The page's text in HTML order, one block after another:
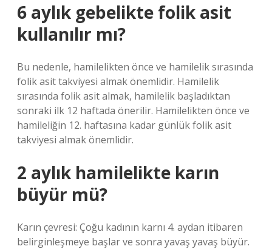
6 aylık gebelikte folik asit
kullanılır mı?
Bu nedenle, hamilelikten önce ve hamilelik sırasında
folik asit takviyesi almak önemlidir. Hamilelik
sırasında folik asit almak, hamilelik başladıktan
sonraki ilk 12 haftada önerilir. Hamilelikten önce ve
hamileliğin 12. haftasına kadar günlük folik asit
takviyesi almak önemlidir.
2 aylık hamilelikte karın
büyür mü?
Karın çevresi: Çoğu kadının karnı 4. aydan itibaren
belirginleşmeye başlar ve sonra yavaş yavaş büyür.